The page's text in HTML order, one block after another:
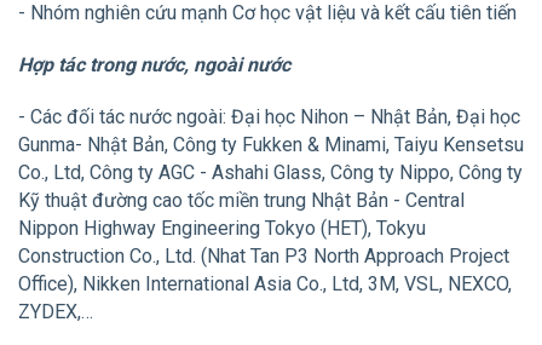
- Nhóm nghiên cứu mạnh Cơ học vật liệu và kết cấu tiên tiến
Hợp tác trong nước, ngoài nước
- Các đối tác nước ngoài: Đại học Nihon – Nhật Bản, Đại học
Gunma- Nhật Bản, Công ty Fukken & Minami, Taiyu Kensetsu
Co., Ltd, Công ty AGC - Ashahi Glass, Công ty Nippo, Công ty
Kỹ thuật đường cao tốc miền trung Nhật Bản - Central
Nippon Highway Engineering Tokyo (HET), Tokyu
Construction Co., Ltd. (Nhat Tan P3 North Approach Project
Office), Nikken International Asia Co., Ltd, 3M, VSL, NEXCO,
ZYDEX,…